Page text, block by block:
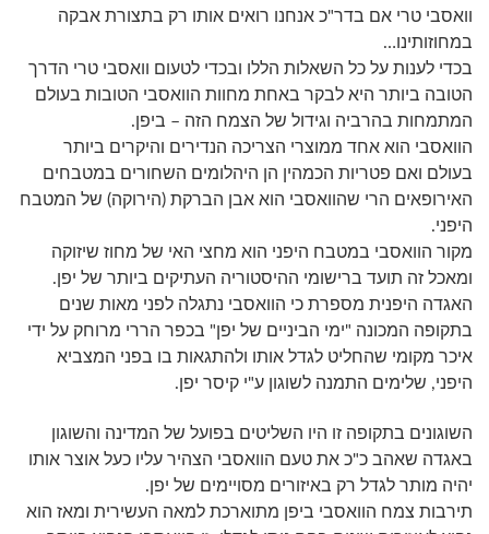
וואסבי טרי אם בדר"כ אנחנו רואים אותו רק בתצורת אבקה
במחוזותינו…
בכדי לענות על כל השאלות הללו ובכדי לטעום וואסבי טרי הדרך
הטובה ביותר היא לבקר באחת מחוות הוואסבי הטובות בעולם
המתמחות בהרביה וגידול של הצמח הזה – ביפן.
הוואסבי הוא אחד ממוצרי הצריכה הנדירים והיקרים ביותר
בעולם ואם פטריות הכמהין הן היהלומים השחורים במטבחים
האירופאים הרי שהוואסבי הוא אבן הברקת (הירוקה) של המטבח
היפני.
מקור הוואסבי במטבח היפני הוא מחצי האי של מחוז שיזוקה
ומאכל זה תועד ברישומי ההיסטוריה העתיקים ביותר של יפן.
האגדה היפנית מספרת כי הוואסבי נתגלה לפני מאות שנים
בתקופה המכונה "ימי הביניים של יפן" בכפר הררי מרוחק על ידי
איכר מקומי שהחליט לגדל אותו ולהתגאות בו בפני המצביא
היפני, שלימים התמנה לשוגון ע"י קיסר יפן.
השוגונים בתקופה זו היו השליטים בפועל של המדינה והשוגון
באגדה שאהב כ"כ את טעם הוואסבי הצהיר עליו כעל אוצר אותו
יהיה מותר לגדל רק באיזורים מסויימים של יפן.
תירבות צמח הוואסבי ביפן מתוארכת למאה העשירית ומאז הוא